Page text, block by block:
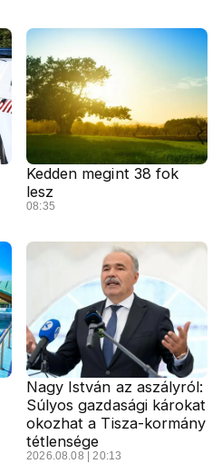
Kedden megint 38 fok
lesz
08:35
Nagy István az aszályról:
Súlyos gazdasági károkat
okozhat a Tisza-kormány
tétlensége
2026.08.08 | 20:13